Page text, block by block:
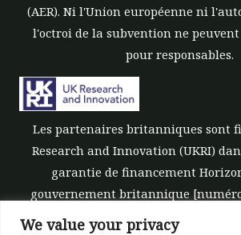
We value your privacy
(AER). Ni l'Union européenne ni
l'octroi de la subvention ne
pour responsables.
Les partenaires britanniques sont
Research and Innovation (UKRI)
garantie de financement
gouvernement britannique